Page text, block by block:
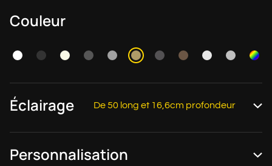
Couleur
Éclairage De 50 long et 16,6cm profondeur
Personnalisation